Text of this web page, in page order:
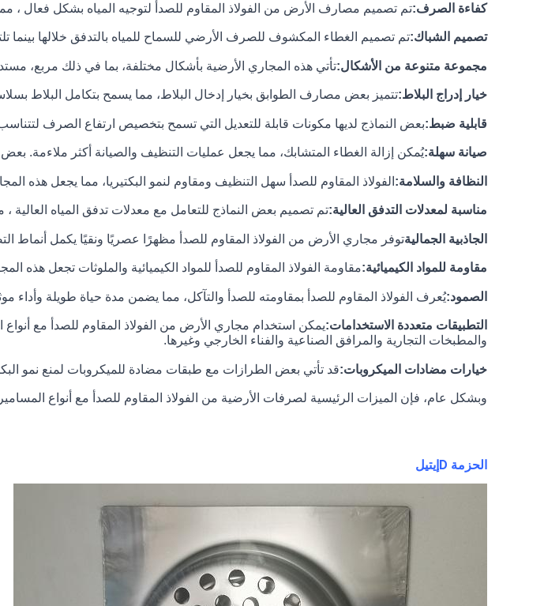
كفاءة الصرف:تم تصميم مصارف الأرض من الفولاذ المقاوم للصدأ لتوجيه المياه بشكل فعال ،
تصميم الشباك:تم تصميم الغطاء المكشوف للصرف الأرضي للسماح للمياه بالتدفق خلالها بينما
مجموعة متنوعة من الأشكال:تأتي هذه المجاري الأرضية بأشكال مختلفة، بما في ذلك مربع،
خيار إدراج البلاط:تتميز بعض مصارف الطوابق بخيار إدخال البلاط، مما يسمح بتكامل البلاط
قابلية ضبط:بعض النماذج لديها مكونات قابلة للتعديل التي تسمح بتخصيص ارتفاع الصرف
صيانة سهلة:يُمكن إزالة الغطاء المتشابك، مما يجعل عمليات التنظيف والصيانة أكثر ملاءمة.
النظافة والسلامة: الفولاذ المقاوم للصدأ سهل التنظيف ومقاوم لنمو البكتيريا، مما يجعل هذه
مناسبة لمعدلات التدفق العالية:تم تصميم بعض النماذج للتعامل مع معدلات تدفق المياه العالية
الجاذبية الجماليةتوفر مجاري الأرض من الفولاذ المقاوم للصدأ مظهرًا عصريًا ونقيًا يكمل أنماط
مقاومة للمواد الكيميائية:مقاومة الفولاذ المقاوم للصدأ للمواد الكيميائية والملوثات تجعل هذه
الصمود:يُعرف الفولاذ المقاوم للصدأ بمقاومته للصدأ والتآكل، مما يضمن مدة حياة طويلة وأداء
التطبيقات متعددة الاستخدامات:يمكن استخدام مجاري الأرض من الفولاذ المقاوم للصدأ مع
والمطبخات التجارية والمرافق الصناعية والفناء الخارجي وغيرها.
خيارات مضادات الميكروبات:قد تأتي بعض الطرازات مع طبقات مضادة للميكروبات لمنع نمو
وبشكل عام، فإن الميزات الرئيسية لصرفات الأرضية من الفولاذ المقاوم للصدأ مع أنواع
الحزمة D إيتيل